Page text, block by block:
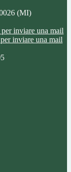
(MI)
inviare una mail
inviare una mail